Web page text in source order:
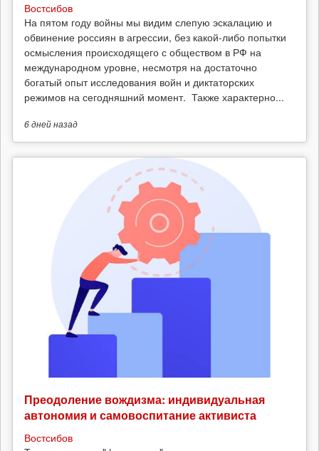
Востсибов
На пятом году войны мы видим слепую эскалацию и
обвинение россиян в агрессии, без какой-либо попытки
осмысления происходящего с обществом в РФ на
международном уровне, несмотря на достаточно
богатый опыт исследования войн и диктаторских
режимов на сегодняшний момент. Также характерно...
6 днейназад
Преодоление вождизма: индивидуальная
автономия и самовоспитание активиста
Востсибов